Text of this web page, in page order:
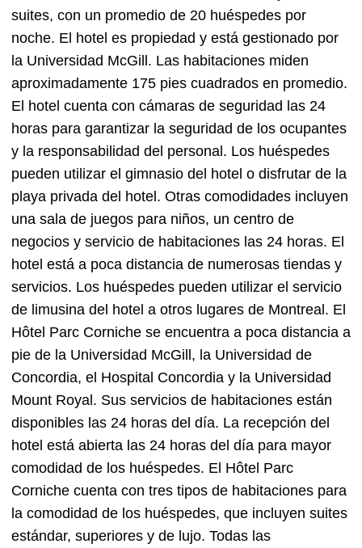
suites, con un promedio de 20 huéspedes por
noche. El hotel es propiedad y está gestionado por
la Universidad McGill. Las habitaciones miden
aproximadamente 175 pies cuadrados en promedio.
El hotel cuenta con cámaras de seguridad las 24
horas para garantizar la seguridad de los ocupantes
y la responsabilidad del personal. Los huéspedes
pueden utilizar el gimnasio del hotel o disfrutar de la
playa privada del hotel. Otras comodidades incluyen
una sala de juegos para niños, un centro de
negocios y servicio de habitaciones las 24 horas. El
hotel está a poca distancia de numerosas tiendas y
servicios. Los huéspedes pueden utilizar el servicio
de limusina del hotel a otros lugares de Montreal. El
Hôtel Parc Corniche se encuentra a poca distancia a
pie de la Universidad McGill, la Universidad de
Concordia, el Hospital Concordia y la Universidad
Mount Royal. Sus servicios de habitaciones están
disponibles las 24 horas del día. La recepción del
hotel está abierta las 24 horas del día para mayor
comodidad de los huéspedes. El Hôtel Parc
Corniche cuenta con tres tipos de habitaciones para
la comodidad de los huéspedes, que incluyen suites
estándar, superiores y de lujo. Todas las